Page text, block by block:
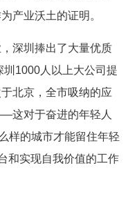
产业沃土的证明。
深圳捧出了大量优质
1000人以上大公司提
北京，全市吸纳的应
这对于奋进的年轻人
样的城市才能留住年轻
和实现自我价值的工作